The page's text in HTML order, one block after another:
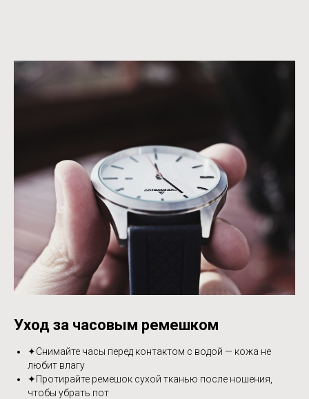
Уход за часовым ремешком
✦Снимайте часы перед контактом с водой — кожа не
любит влагу
✦Протирайте ремешок сухой тканью после ношения,
чтобы убрать пот